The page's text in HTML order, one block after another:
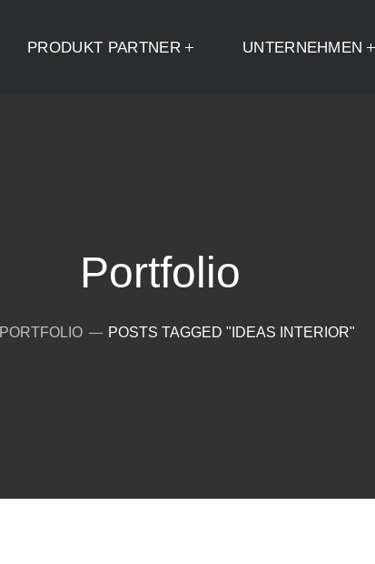
PRODUKT PARTNER UNTERNEHMEN
Portfolio
PORTFOLIO POSTS TAGGED "IDEAS INTERIOR"